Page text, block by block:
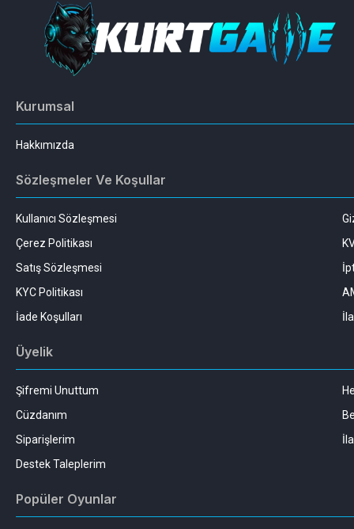
Kurumsal
Hakkımızda
Sözleşmeler Ve Koşullar
Kullanıcı Sözleşmesi
Çerez Politikası
Satış Sözleşmesi
KYC Politikası
İade Koşulları
Üyelik
Şifremi Unuttum
Cüzdanım
Siparişlerim
Destek Taleplerim
Popüler Oyunlar